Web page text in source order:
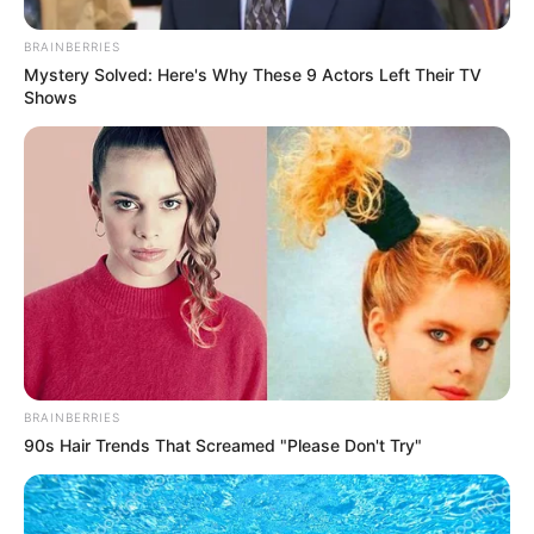
szerint jelentősen szigorítják a közterületeken és
épületeken elhelyezhető plakátok szabályozását.
Ez különösen a választási időszakban lehet
látványos változás. Ha valóban kevesebb plakát
kerülhet majd oszlopokra, falakra és más
felületekre, az érzékelhetően átalakíthatja a
városképet, és azok is megérzik a hatását, akik
egyébként nem követik napi szinten a politikát.
A bejegyzés szerint a pártfinanszírozási szabályok
felülvizsgálata is napirendre került, ami szorosan
kapcsolódhat a kampányköltések és a politikai
BRAINBERRIES
Mystery Solved: Here's Why These 9 Actors Left Their TV
Shows
BRAINBERRIES
90s Hair Trends That Screamed "Please Don't Try"